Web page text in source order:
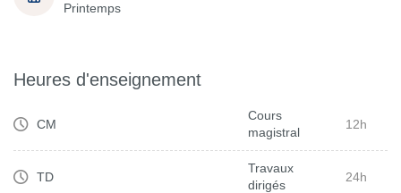
Printemps
Heures d'enseignement
CM
Cours
magistral
12h
TD
Travaux
dirigés
24h